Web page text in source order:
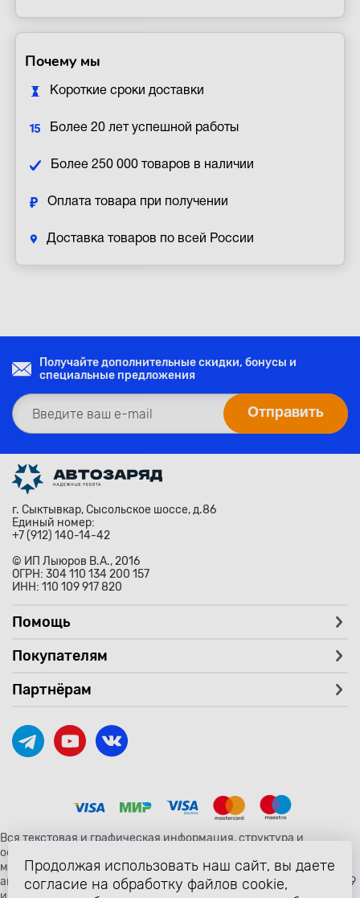
Почему мы
Короткие сроки доставки
Более 20 лет успешной работы
Более 250 000 товаров в наличии
Оплата товара при получении
Доставка товаров по всей России
Получайте дополнительные скидки, бонусы и
специальные предложения
г. Сыктывкар, Сысольское шоссе, д.86
Единый номер:
+7 (912) 140-14-42
© ИП Лыюров В.А., 2016
ОГРН: 304 110 134 200 157
ИНН: 110 109 917 820
Помощь
Покупателям
Партнёрам
Вся текстовая и графическая информация, структура и
оформление страницы avtozaryad.ru защищены российскими и
международными законами и соглашениями об охране
авторских прав и интеллектуальной собственности (статьи 1259
Продолжая использовать наш сайт, вы даете
согласие на обработку файлов cookie,